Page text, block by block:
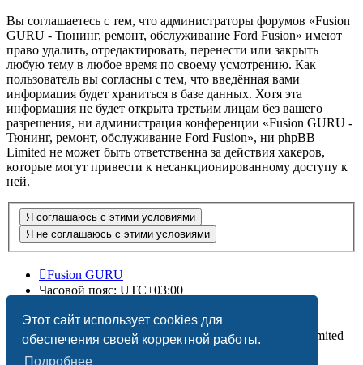
Этот сайт использует cookies для
обеспечения своей корректной работы.
Подробнее
Вы соглашаетесь с тем, что администраторы форумов «Fusion
GURU - Тюнинг, ремонт, обслуживание Ford Fusion» имеют
право удалить, отредактировать, перенести или закрыть
любую тему в любое время по своему усмотрению. Как
пользователь вы согласны с тем, что введённая вами
информация будет храниться в базе данных. Хотя эта
информация не будет открыта третьим лицам без вашего
разрешения, ни администрация конференции «Fusion GURU -
Тюнинг, ремонт, обслуживание Ford Fusion», ни phpBB
Limited не может быть ответственна за действия хакеров,
которые могут привести к несанкционированному доступу к
ней.
Fusion GURU
Часовой пояс: UTC+03:00
Создано на основеphpBB® Forum Software © phpBB Limited